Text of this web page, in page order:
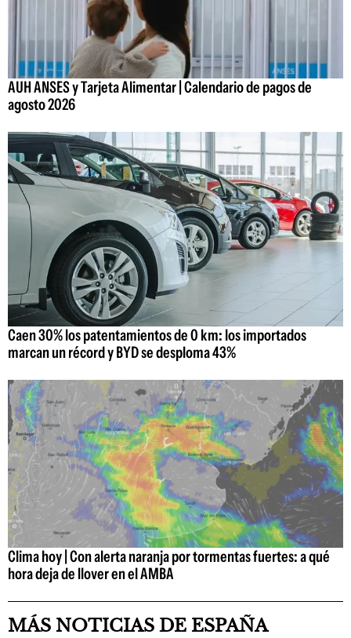
AUH ANSES y Tarjeta Alimentar | Calendario de pagos de
agosto 2026
Caen 30% los patentamientos de 0 km: los importados
marcan un récord y BYD se desploma 43%
Clima hoy | Con alerta naranja por tormentas fuertes: a qué
hora deja de llover en el AMBA
MÁS NOTICIAS DE ESPAÑA